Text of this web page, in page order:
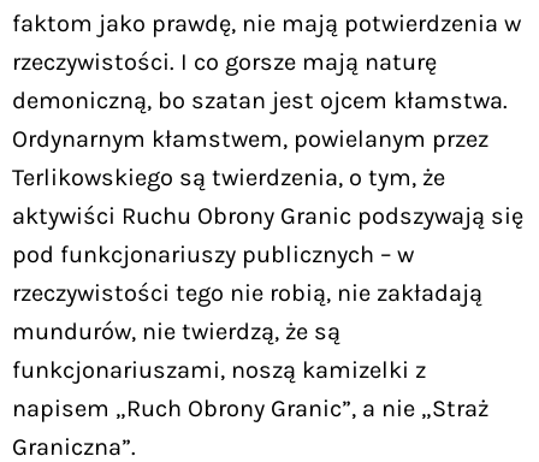
faktom jako prawdę, nie mają potwierdzenia w
rzeczywistości. I co gorsze mają naturę
demoniczną, bo szatan jest ojcem kłamstwa.
Ordynarnym kłamstwem, powielanym przez
Terlikowskiego są twierdzenia, o tym, że
aktywiści Ruchu Obrony Granic podszywają się
pod funkcjonariuszy publicznych – w
rzeczywistości tego nie robią, nie zakładają
mundurów, nie twierdzą, że są
funkcjonariuszami, noszą kamizelki z
napisem „Ruch Obrony Granic”, a nie „Straż
Graniczna”.